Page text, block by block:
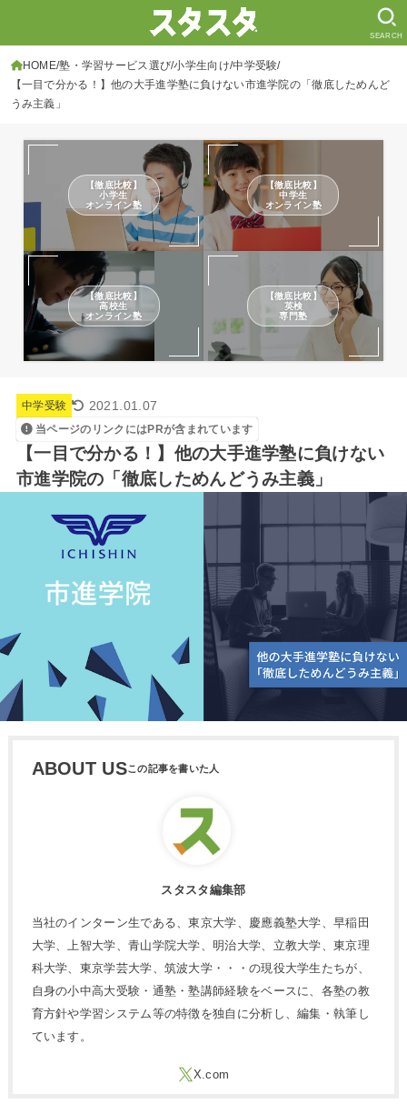
SEARCH
HOME 塾・学習サービス選び 小学生向け 中学受験
【一目で分かる！】他の大手進学塾に負けない市進学院の「徹底しためんど
うみ主義」
【徹底比較】
小学生
オンライン塾
【徹底比較】
中学生
オンライン塾
【徹底比較】
高校生
オンライン塾
【徹底比較】
英検
専門塾
中学受験 2021.01.07
当ページのリンクにはPRが含まれています
【一目で分かる！】他の大手進学塾に負けない
市進学院の「徹底しためんどうみ主義」
ABOUT US
スタスタ編集部
当社のインターン生である、東京大学、慶應義塾大学、早稲田
大学、上智大学、青山学院大学、明治大学、立教大学、東京理
科大学、東京学芸大学、筑波大学・・・の現役大学生たちが、
自身の小中高大受験・通塾・塾講師経験をベースに、各塾の教
育方針や学習システム等の特徴を独自に分析し、編集・執筆し
ています。